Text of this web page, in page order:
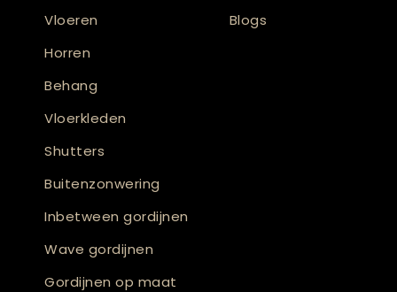
Vloeren
Horren
Behang
Vloerkleden
Shutters
Buitenzonwering
Inbetween gordijnen
Wave gordijnen
Gordijnen op maat
Blogs